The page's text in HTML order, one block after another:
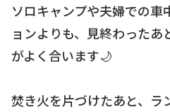
ソロキャンプや夫婦での車
ョンよりも、見終わった
がよく合います🌙
焚き火を片づけたあと、ラ